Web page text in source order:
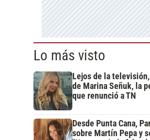
Lo más visto
Lejos de la
de Marina Señuk, la
que renunció a TN
Desde Punta Cana,
sobre Martín Pepa y